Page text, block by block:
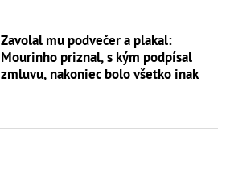
Zavolal mu podvečer a plakal:
Mourinho priznal, s kým podpísal
zmluvu, nakoniec bolo všetko inak